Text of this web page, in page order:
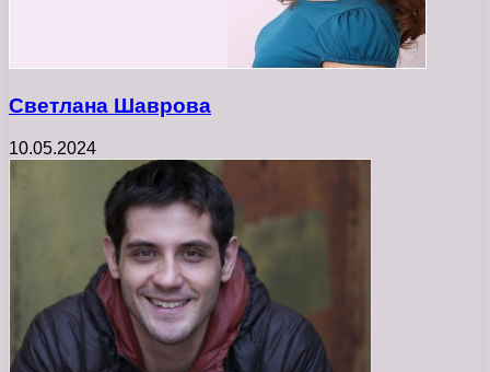
Светлана Шаврова
10.05.2024